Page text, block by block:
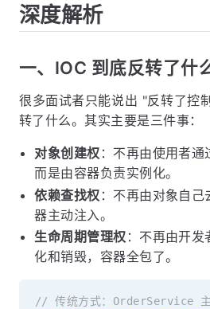
深度解析
一、IOC 到底反转了什
很多面试者只能说出 "反转了控
转了什么。其实主要是三件事：
对象创建权 ：不再由使用者通
而是由容器负责实例化。
依赖查找权 ：不再由对象自
器主动注入。
生命周期管理权 ：不再由开
化和销毁，容器全包了。
// 传统方式：OrderService 主